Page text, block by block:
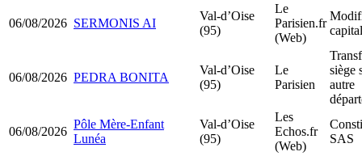
06/08/2026 SERMONIS AI
Val-d’Oise
(95)
Le
Parisien.fr
(Web)
06/08/2026 PEDRA BONITA
Val-d’Oise
(95)
Le
Parisien
siège
autre
06/08/2026
Pôle Mère-Enfant
Lunéa
Val-d’Oise
(95)
Les
Echos.fr
(Web)
SAS